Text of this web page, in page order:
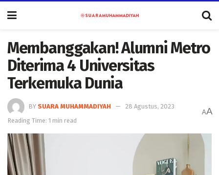
Membanggakan! Alumni Metro
Diterima 4 Universitas
Terkemuka Dunia
BY SUARA MUHAMMADIYAH
28 Agustus, 2023
Reading Time: 1 min read
AA